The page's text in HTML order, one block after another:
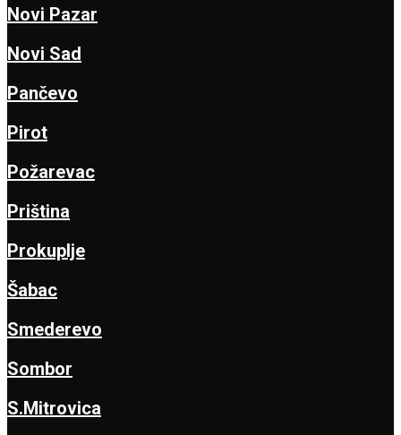
Novi Pazar
Novi Sad
Pančevo
Pirot
Požarevac
Priština
Prokuplje
Šabac
Smederevo
Sombor
S.Mitrovica